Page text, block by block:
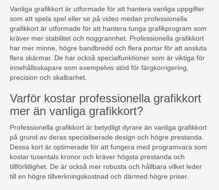
Vanliga grafikkort är utformade för att hantera vanliga uppgifter
som att spela spel eller se på video medan professionella
grafikkort är utformade för att hantera tunga grafikprogram som
kräver mer stabilitet och noggrannhet. Professionella grafikkort
har mer minne, högre bandbredd och flera portar för att ansluta
flera skärmar. De har också specialfunktioner som är viktiga för
innehållsskapare som exempelvis stöd för färgkorrigering,
precision och skalbarhet.
Varför kostar professionella grafikkort
mer än vanliga grafikkort?
Professionella grafikkort är betydligt dyrare än vanliga grafikkort
på grund av deras specialiserade design och högre prestanda.
Dessa kort är optimerade för att fungera med programvara som
kostar tusentals kronor och kräver högsta prestanda och
tillförlitlighet. De är också mer robusta och hållbara vilket leder
till en högre tillverkningskostnad och därmed högre priser.